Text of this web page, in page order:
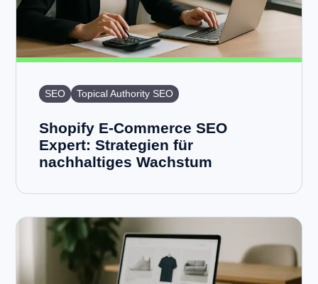
SEO Topical Authority SEO
Shopify E-Commerce SEO
Expert: Strategien für
nachhaltiges Wachstum